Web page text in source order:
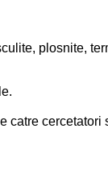
plosnite,
catre cercetatori